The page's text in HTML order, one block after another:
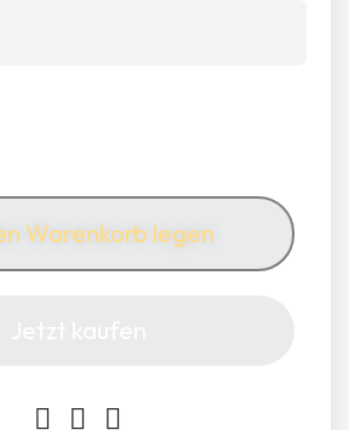
Warenkorb legen